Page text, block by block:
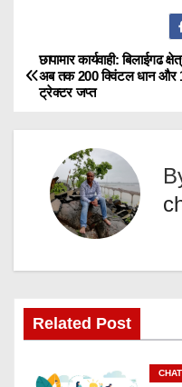
i
n
g
P
o
i
g
छापामार कार्यवाही: बिलाईगढ
अब तक 200 क्विंटल धान और
ट्रेक्टर जप्त
Related Post